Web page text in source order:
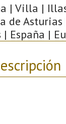
| Villa |
de
España |